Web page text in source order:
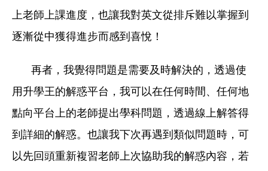
上老師上課進度，也讓我對英文從排斥難以掌握到
逐漸從中獲得進步而感到喜悅！
再者，我覺得問題是需要及時解決的，透過使
用升學王的解惑平台，我可以在任何時間、任何地
點向平台上的老師提出學科問題，透過線上解答得
到詳細的解惑。也讓我下次再遇到類似問題時，可
以先回頭重新複習老師上次協助我的解惑內容，若